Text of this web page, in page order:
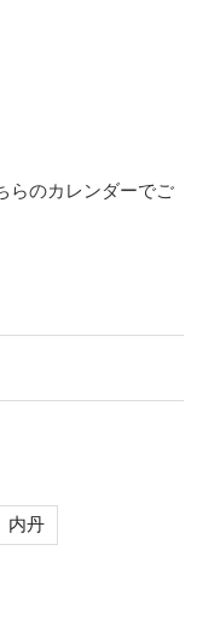
らのカレンダーでご
内丹